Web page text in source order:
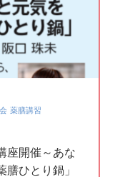
薬膳講習
座開催～あな
ひとり鍋」